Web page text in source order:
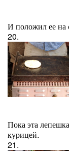
И положил ее на
20.
Пока эта
курицей.
21.